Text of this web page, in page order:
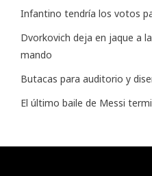
Infantino tendría los votos
Dvorkovich deja en jaque a
mando
Butacas para auditorio y
El último baile de Messi